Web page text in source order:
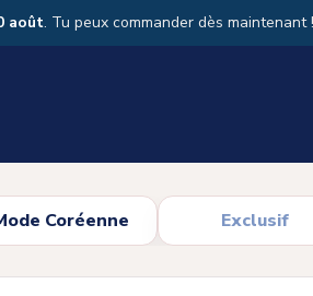
août. Tu peux commander dès maintenant !
Coréenne Exclusif